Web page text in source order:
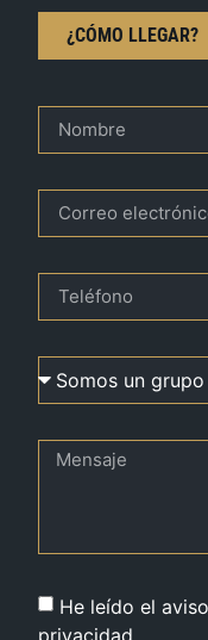
¿CÓMO LLEGAR?
He leído el
privacidad